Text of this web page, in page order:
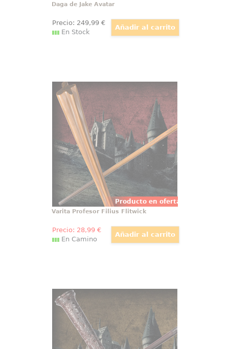
Daga de Jake Avatar
Precio: 249,99€
En Stock
Producto en oferta
Varita Profesor Filius Flitwick
Espectacular y realista réplica
oficial de la varita del profesor
Filius Flitwick con motivo de la
película Harry Potter, Las
Reliquias de la Muerte (Harry
Potter and the Deathly Hollow).
Varita Profesor Filius Flitwick
Precio: 28,99€
En Camino
Espectacular réplica oficial de la
varita de Oliver Wood con motivo
de la película Harry Potter, Las
Reliquias de la Muerte (Harry
Potter and the Deathly Hollow).
Viene en caja de regalo.